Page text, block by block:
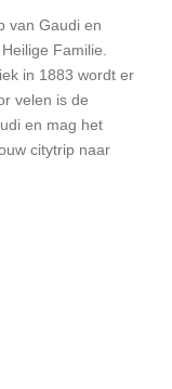
van Gaudi en
Familie.
in 1883 wordt er
velen is de
en mag het
citytrip naar